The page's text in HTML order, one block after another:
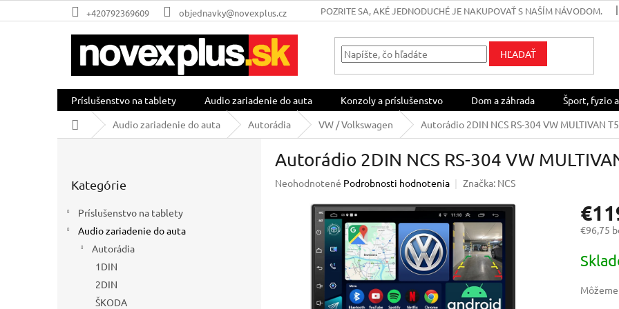
na
+420792369609 objednavky@novexplus.cz POZRITE SA, AKÉ JEDNODUCHÉ JE NAKUPOVAŤ S NAŠÍM NÁVODOM.
HĽADAŤ
Príslušenstvo na tablety Audio zariadenie do auta Konzoly a príslušenstvo Dom a záhrada Šport, fyzio
DomovAudio zariadenie do auta Autorádia VW / Volkswagen Autorádio 2DIN NCS RS-304 VW MULTIVAN
kategórie
Kategórie
Príslušenstvo na tablety
Audio zariadenie do auta
Autorádia
1DIN
2DIN
ŠKODA
Autorádio 2DIN NCS RS-304 VW
Priemerné
produktu
hviezdičiek.
Neohodnotené Podrobnosti hodnotenia Značka: NCS
€96,75
cena: